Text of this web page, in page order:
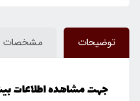
توضیحات مشخصات
جهت مشاهده اطلاعات